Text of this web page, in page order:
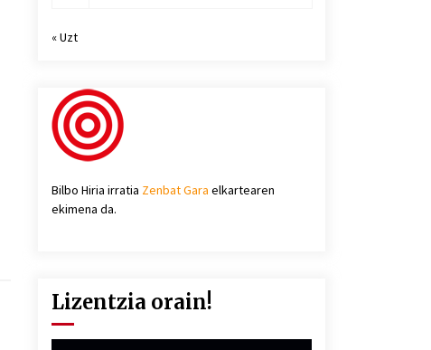
« Uzt
Bilbo Hiria irratia Zenbat Gara elkartearen
ekimena da.
Lizentzia orain!